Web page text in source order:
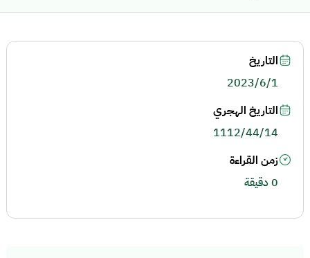
التاريخ
2023/6/1
التاريخ الهجري
1112/44/14
زمن القراءة
0 دقيقة